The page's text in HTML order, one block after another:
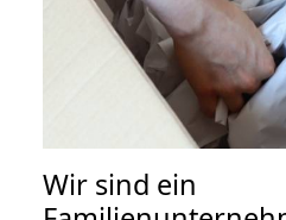
Wir sind ein